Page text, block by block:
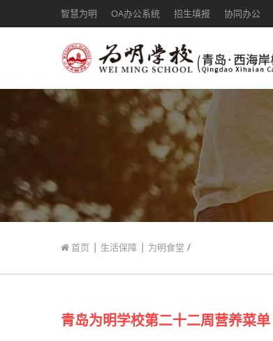
智慧为明 OA办公系统 招生填报 协同办公
首页 | 生活保障 | 为明食堂 /
青岛为明学校第二十二周营养菜单